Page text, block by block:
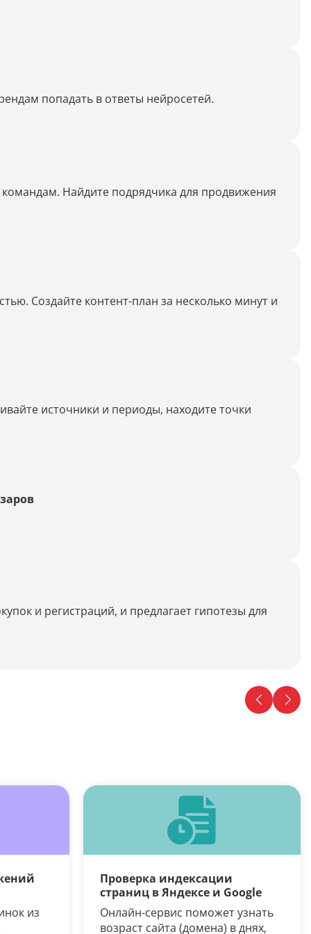
Меню
Рецепт
попадать в ответы нейросетей.
Найдите подрядчика для продвижения
Создайте контент-план за несколько минут и
источники и периоды, находите точки
и регистраций, и предлагает гипотезы для
из
Проверка индексации
страниц в Яндексе и Google
Онлайн-сервис поможет узнать
возраст сайта (домена) в днях,